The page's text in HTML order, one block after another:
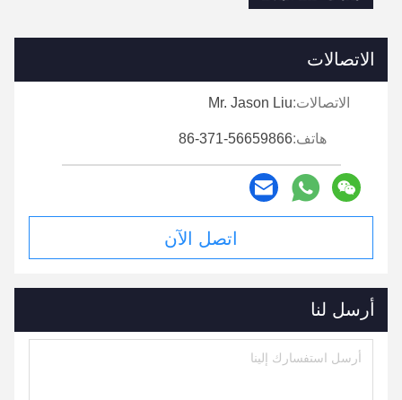
الاتصالات
الاتصالات:Mr. Jason Liu
هاتف:86-371-56659866
اتصل الآن
أرسل لنا